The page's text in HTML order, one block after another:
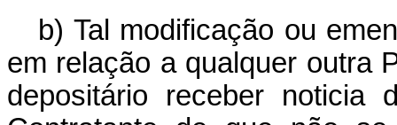
b) Tal modificação ou
em relação a qualquer outra
depositário receber noticia